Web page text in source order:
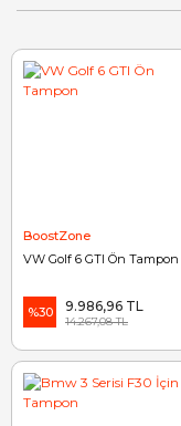
BoostZone
VW Golf 6 GTI Ön Tampon
%30 9.986,96 TL
14.267,08 TL